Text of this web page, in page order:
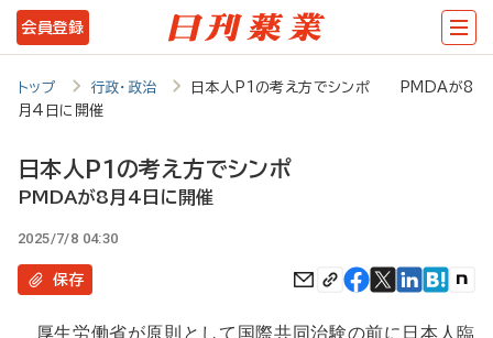
メ
イ
ツ
に
会員登録
トップ 行政・政治
日本人P1の考え方でシンポ PMDAが8
月4日に開催
日本人P1の考え方でシンポ
PMDAが8月4日に開催
2025/7/8 04:30
保存
厚生労働省が原則として国際共同治験の前に日本人臨